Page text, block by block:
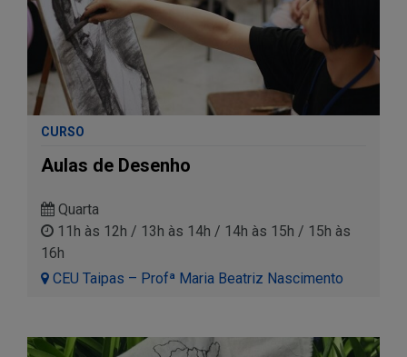
CURSO
Aulas de Desenho
Quarta
11h às 12h / 13h às 14h / 14h às 15h / 15h às
16h
CEU Taipas – Profª Maria Beatriz Nascimento